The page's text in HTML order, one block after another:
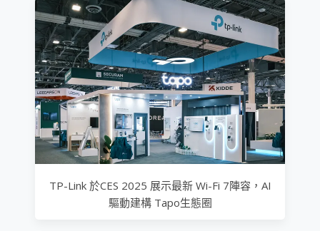
TP-Link 於CES 2025 展示最新 Wi-Fi 7陣容，AI
驅動建構 Tapo生態圈